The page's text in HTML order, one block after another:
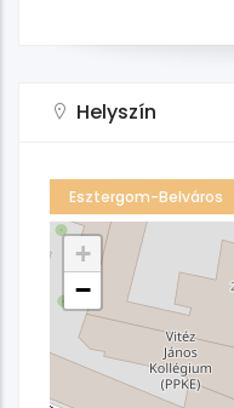
Helyszín
Esztergom-Belváros
+
−